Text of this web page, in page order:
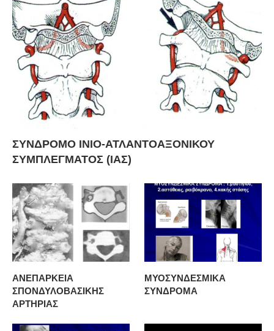
ΣΥΝΔΡΟΜΟ ΙΝΙΟ-ΑΤΛΑΝΤΟΑΞΟΝΙΚΟΥ
ΣΥΜΠΛΕΓΜΑΤΟΣ (ΙΑΣ)
ΑΝΕΠΑΡΚΕΙΑ
ΣΠΟΝΔΥΛΟΒΑΣΙΚΗΣ
ΑΡΤΗΡΙΑΣ
ΜΥΟΣΥΝΔΕΣΜΙΚΑ
ΣΥΝΔΡΟΜΑ